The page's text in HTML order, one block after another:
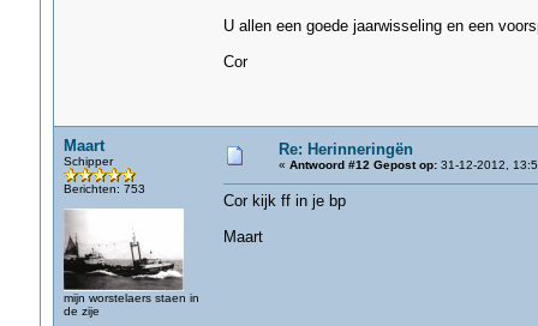
U allen een goede jaarwisseling en een
Cor
Maart
Schipper
Berichten: 753
mijn worstelaers staen in
de zije
Re: Herinneringën
« Antwoord #12 Gepost op:31-12-2012,
Cor kijk ff in je bp
Maart